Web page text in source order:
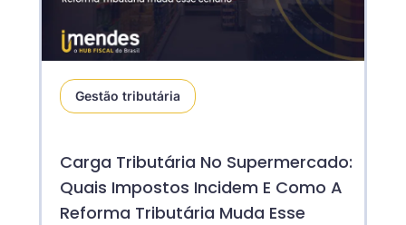
Gestão tributária
Carga Tributária No Supermercado:
Quais Impostos Incidem E Como A
Reforma Tributária Muda Esse